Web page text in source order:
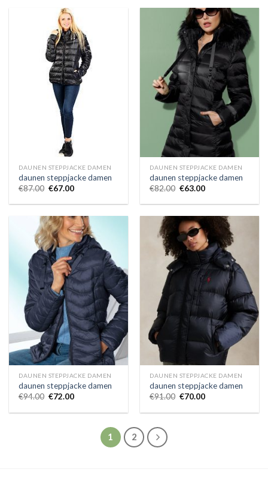
DAUNEN STEPPJACKE DAMEN
daunen steppjacke damen
€87.00 €67.00
DAUNEN STEPPJACKE DAMEN
daunen steppjacke damen
€82.00 €63.00
DAUNEN STEPPJACKE DAMEN
daunen steppjacke damen
€94.00 €72.00
DAUNEN STEPPJACKE DAMEN
daunen steppjacke damen
€91.00 €70.00
1 2